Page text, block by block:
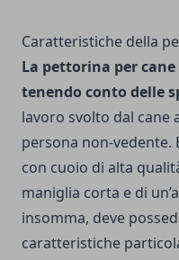
Caratteristiche della
La pettorina per
tenendo conto delle
lavoro svolto dal
persona non-vedente.
con cuoio di alta
maniglia corta e di
insomma, deve
caratteristiche